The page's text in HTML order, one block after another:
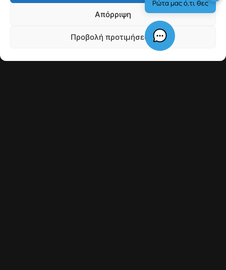
Απόρριψη
Προβολή προτιμήσεων
Διάβασε να μαθαίνεις
Το νερό αλλάζει την κυκλοφορία του
αίματος
Tο σώμα νομίζει ότι έχει πολλά υγρά
Το πρώτο σήμα έρχεται από τον
εγκέφαλο
Ρώτα μας ό,τι θες